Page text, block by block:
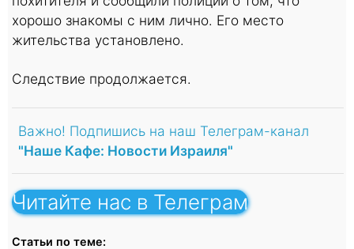
хорошо знакомы с ним лично. Его место
жительства установлено.
Следствие продолжается.
Важно! Подпишись на наш Телеграм-канал
"Наше Кафе: Новости Израиля"
Читайте нас в Телеграм
Статьи по теме: